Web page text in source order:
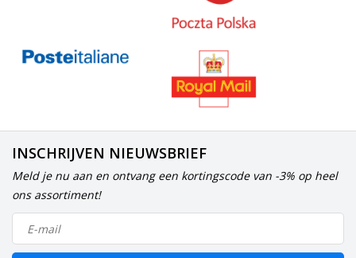
INSCHRIJVEN NIEUWSBRIEF
Meld je nu aan en ontvang een kortingscode van -3% op heel
ons assortiment!